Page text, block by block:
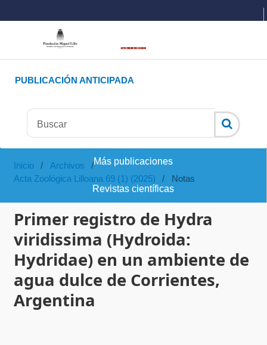
Más publicaciones
Revistas científicas
PUBLICACIÓN ANTICIPADA
Inicio / Archivos
/
Acta Zoológica Lilloana 69 (1) (2025)
/ Notas
Primer registro de Hydra
viridissima (Hydroida:
Hydridae) en un ambiente de
agua dulce de Corrientes,
Argentina